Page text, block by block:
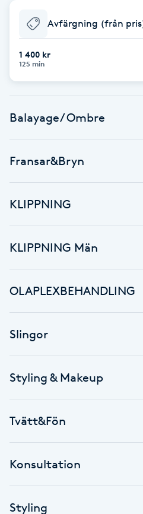
Babylights
Balayage
Barber
Barnklippning
Bottenfärg
Brynformning
Brynplockning
Bröllopsuppsättning
Coachning
Color correction
Avfärgning (från
1 400 kr
125 min
Balayage/ Ombre
Fransar&Bryn
KLIPPNING
KLIPPNING Män
OLAPLEXBEHANDLING
Slingor
Styling & Makeup
Tvätt&Fön
Konsultation
Styling